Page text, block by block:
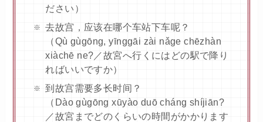
ださい）
去故宫，应该在哪个车站下车呢？
（Qù gùgōng, yīnggāi zài nǎge chēzhàn
xiàchē ne?／故宮へ行くにはどの駅で降り
ればいいですか）
到故宫需要多长时间？
（Dào gùgōng xūyào duō cháng shíjiān?
／故宮までどのくらいの時間がかかります